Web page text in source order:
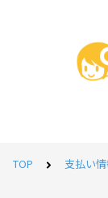
TOP 支払い